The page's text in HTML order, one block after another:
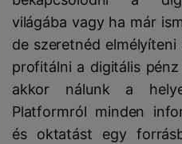
világába vagy ha már
de szeretnéd
profitálni a digitális
akkor nálunk a
Platformról minden
és oktatást egy